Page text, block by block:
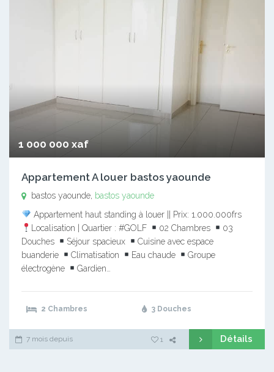
1 000 000 xaf
Appartement A louer bastos yaounde
bastos yaounde, bastos yaounde
Appartement haut standing à louer || Prix: 1.000.000frs
Localisation | Quartier : #GOLF
02 Chambres
03
Douches
Séjour spacieux
Cuisine avec espace
buanderie
Climatisation Eau chaude
Groupe
électrogène
Gardien…
2 Chambres 3 Douches
7 mois depuis 1 Détails